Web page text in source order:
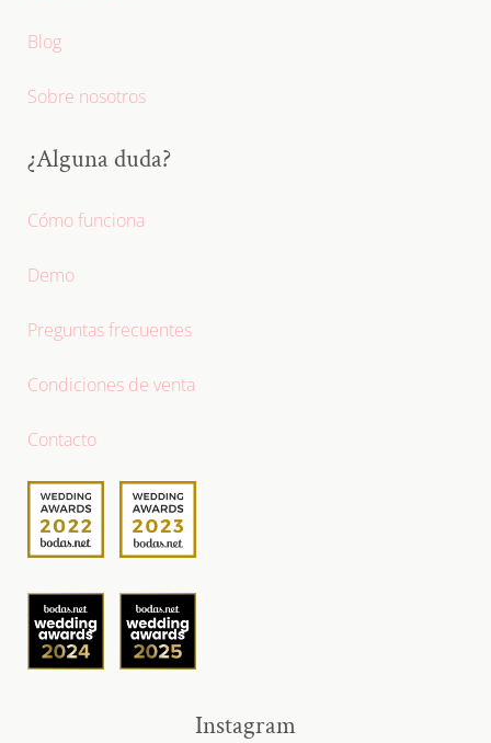
Blog
Sobre nosotros
¿Alguna duda?
Cómo funciona
Demo
Preguntas frecuentes
Condiciones de venta
Contacto
Instagram